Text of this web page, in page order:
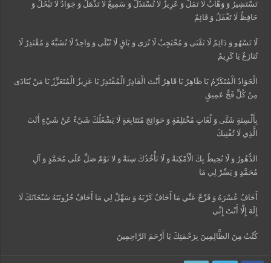
تَسْتَشِيرُ وَ وَهَّابٌ لَا تَمَلُّ وَ عَزِيزٌ لَا تُسْتَذَلُّ وَ سَمِيعٌ لَا تَذْهَلُ وَ جَوَادٌ لَا تَبْخَلُ وَ
حَافِظٌ لَا تَغْفَلُ وَ قَائِمٌ
لَا تَسْهُو وَ دَائِمٌ لَا تَفْنَى وَ مُحْتَجِبٌ لَا تُرَى وَ بَاقٍ لَا تُبْلَى وَ وَاحِدٌ لَا تُشَبَّهُ وَ مُقْتَدِرٌ لَا
تُنَازَعُ يَا كَرِيمُ
الْجَوَادُ الْمُتَكَرِّمُ يَا ظَاهِرُ يَا قَاهِرُ أَنْتَ الْقَادِرُ الْمُقْتَدِرُ يَا عَزِيزُ الْمُتَعَزِّزُ يَا مَنْ‏ يُنَادَى
مِنْ كُلِّ فَجٍّ عَمِيقٍ
بِأَلْسِنَةٍ شَتَّى وَ لُغَاتٍ مُخْتَلِفَةٍ وَ حَوَائِجَ مُتَتَابِعَةٍ لَا يَشْغَلُكَ شَيْ‏ءٌ عَنْ شَيْ‏ءٍ أَنْتَ
الَّذِي لَا تُفْنِيكَ
الدُّهُورُ وَ لَا تُحِيطُ بِكَ الْأَمْكِنَةُ وَ لَا تَأْخُذُكَ سِنَةٌ وَ لا نَوْمٌ صَلِّ عَلَى مُحَمَّدٍ وَ آلِ
مُحَمَّدٍ وَ يَسِّرْ لِي مَا
أَخَافُ عُسْرَهُ وَ فَرِّجْ عَنِّي مَا أَخَافُ كَرْبَهُ وَ سَهِّلْ لِي مَا أَخَافُ حُزُونَتَهُ سُبْحَانَكَ لَا
إِلَهَ إِلَّا أَنْتَ إِنِّي
كُنْتُ مِنَ الظَّالِمِينَ بِرَحْمَتِكَ يَا أَرْحَمَ الرَّاحِمِينَ